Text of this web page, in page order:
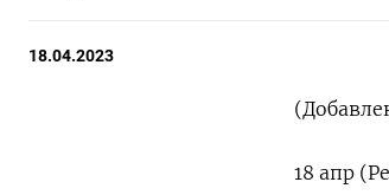
18.04.2023
18 апр